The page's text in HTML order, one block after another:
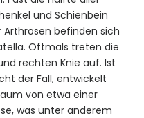
und Schienbein
befinden sich
Oftmals treten die
rechten Knie auf. Ist
der Fall, entwickelt
von etwa einer
was unter anderem